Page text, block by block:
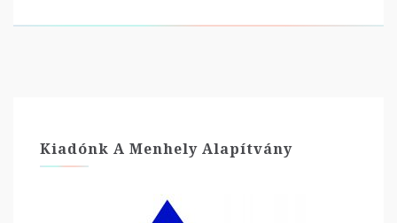
Kiadónk A Menhely Alapítvány